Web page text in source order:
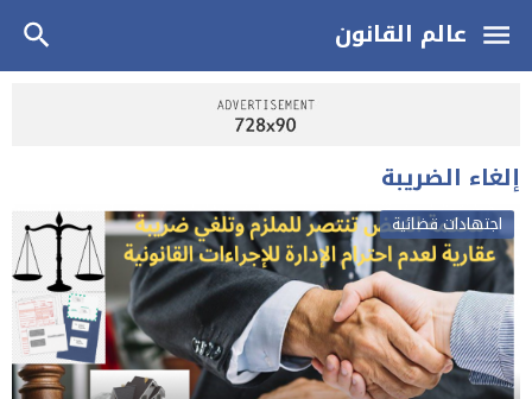
عالم القانون
إلغاء الضريبة
اجتهادات قضائية